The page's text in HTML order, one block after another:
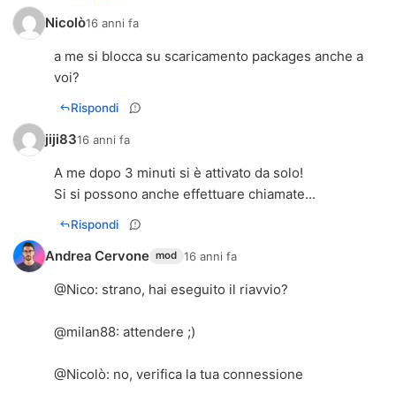
Nicolò16 anni fa
a me si blocca su scaricamento packages anche a
voi?
Rispondi
jiji8316 anni fa
A me dopo 3 minuti si è attivato da solo!
Si si possono anche effettuare chiamate...
Rispondi
Andrea Cervone mod 16 anni fa
@Nico: strano, hai eseguito il riavvio?
@milan88: attendere ;)
@Nicolò: no, verifica la tua connessione